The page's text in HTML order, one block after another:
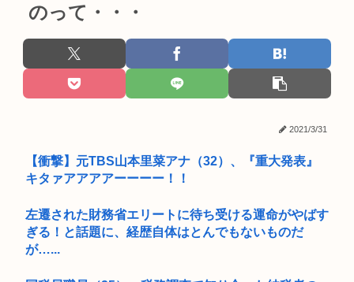
のって・・・
2021/3/31
【衝撃】元TBS山本里菜アナ（32）、『重大発表』
キタァアアアアーーーー！！
左遷された財務省エリートに待ち受ける運命がやばす
ぎる！と話題に、経歴自体はとんでもないものだ
が…...